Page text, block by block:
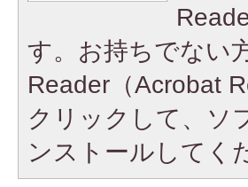
す。お持ちでない
Reader（Acrobat
クリックして、ソ
ンストールしてく